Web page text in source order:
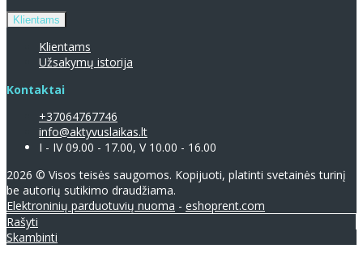
Klientams
Klientams
Užsakymų istorija
Kontaktai
+37064767746
info@aktyvuslaikas.lt
I - IV 09.00 - 17.00, V 10.00 - 16.00
2026 © Visos teisės saugomos. Kopijuoti, platinti svetainės turinį
be autorių sutikimo draudžiama.
Elektroninių parduotuvių nuoma - eshoprent.com
Rašyti
Skambinti